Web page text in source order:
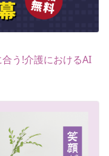
合う!介護におけるAI